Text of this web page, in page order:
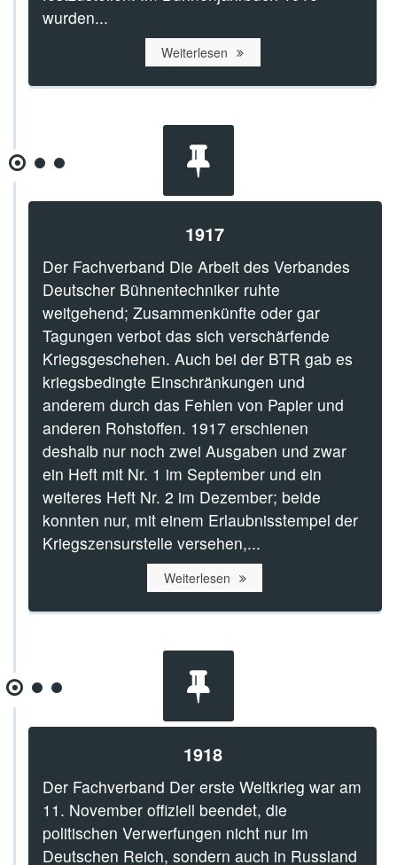
wurden...
Weiterlesen
1917
Der Fachverband Die Arbeit des Verbandes
Deutscher Bühnentechniker ruhte
weitgehend; Zusammenkünfte oder gar
Tagungen verbot das sich verschärfende
Kriegsgeschehen. Auch bei der BTR gab es
kriegsbedingte Einschränkungen und
anderem durch das Fehlen von Papier und
anderen Rohstoffen. 1917 erschienen
deshalb nur noch zwei Ausgaben und zwar
ein Heft mit Nr. 1 im September und ein
weiteres Heft Nr. 2 im Dezember; beide
konnten nur, mit einem Erlaubnisstempel der
Kriegszensurstelle versehen,...
Weiterlesen
1918
Der Fachverband Der erste Weltkrieg war am
11. November offiziell beendet, die
politischen Verwerfungen nicht nur im
Deutschen Reich, sondern auch in Russland